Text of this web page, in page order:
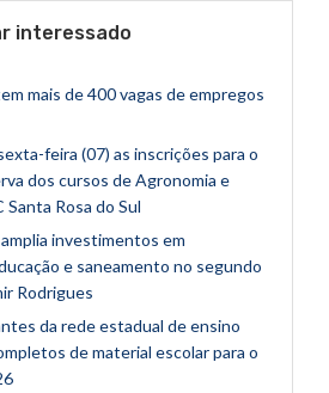
interessado
mais de 400 vagas de empregos
feira (07) as inscrições para o
dos cursos de Agronomia e
Rosa do Sul
investimentos em
e saneamento no segundo
Rodrigues
da rede estadual de ensino
de material escolar para o